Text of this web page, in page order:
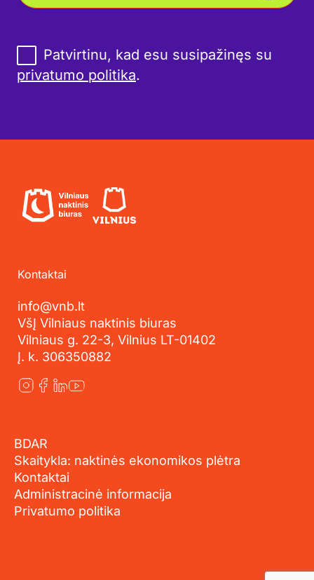
Patvirtinu, kad esu susipažinęs su
privatumo politika.
Kontaktai
info@vnb.lt
VšĮ Vilniaus naktinis biuras
Vilniaus g. 22-3, Vilnius LT-01402
Į. k. 306350882
BDAR
Skaitykla: naktinės ekonomikos plėtra
Kontaktai
Administracinė informacija
Privatumo politika